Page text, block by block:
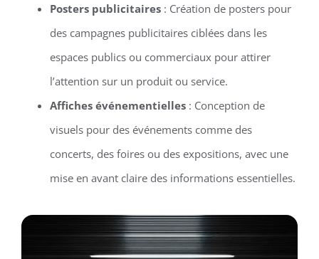
Posters publicitaires: Création de posters pour
des campagnes publicitaires ciblées dans les
espaces publics ou commerciaux pour attirer
l’attention sur un produit ou service.
Affiches événementielles: Conception de
visuels pour des événements comme des
concerts, des foires ou des expositions, avec une
mise en avant claire des informations essentielles.